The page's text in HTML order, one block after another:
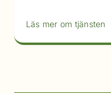
Läs mer om tjänsten